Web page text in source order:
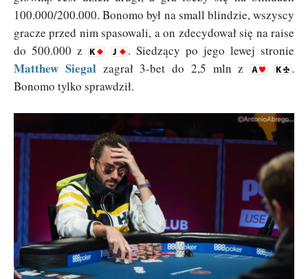
100.000/200.000. Bonomo był na small blindzie, wszyscy
gracze przed nim spasowali, a on zdecydował się na raise
do 500.000 z
. Siedzący po jego lewej stronie
Matthew Siegalzagrał 3-bet do 2,5 mln z
.
Bonomo tylko sprawdził.